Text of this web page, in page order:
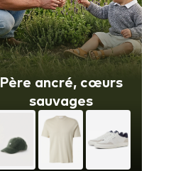
Père ancré, cœurs
sauvages